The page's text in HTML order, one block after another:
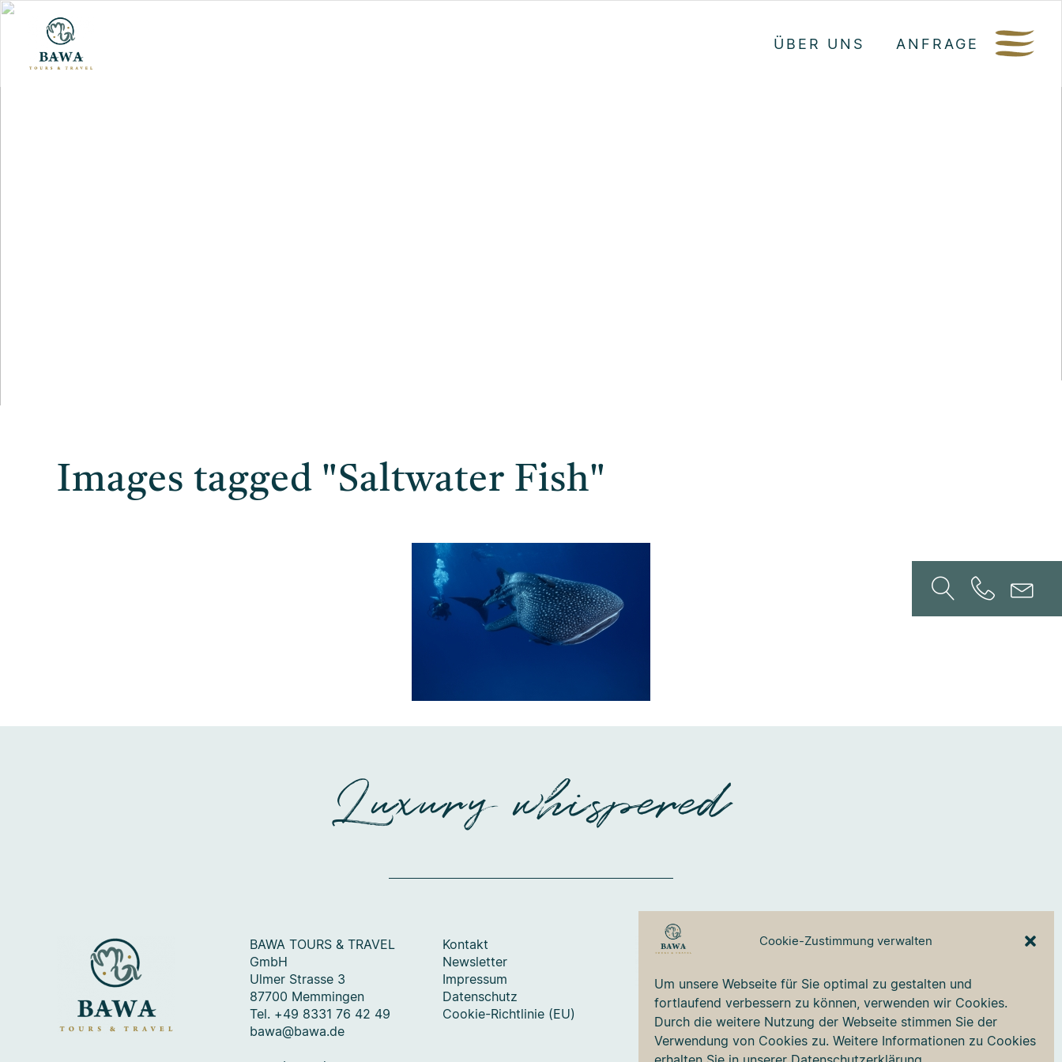
Cookie-Zustimmung verwalten
Um unsere Webseite für Sie optimal zu gestalten und
fortlaufend verbessern zu können, verwenden wir Cookies.
Durch die weitere Nutzung der Webseite stimmen Sie der
Verwendung von Cookies zu. Weitere Informationen zu Cookies
ÜBER UNS ANFRAGE
Images tagged "Saltwater Fish"
Luxury whispered
BAWA TOURS & TRAVEL
GmbH
Ulmer Strasse 3
87700 Memmingen
Tel. +49 8331 76 42 49
bawa@bawa.de
Kontakt
Newsletter
Impressum
Datenschutz
Cookie-Richtlinie (EU)